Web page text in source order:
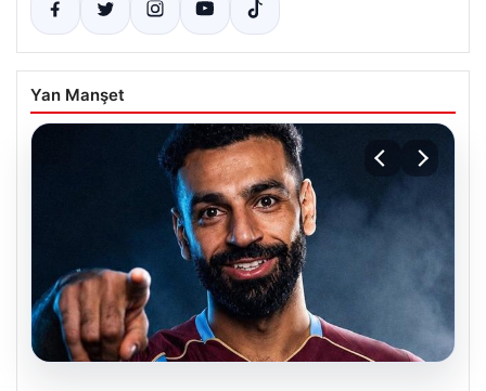
Yan Manşet